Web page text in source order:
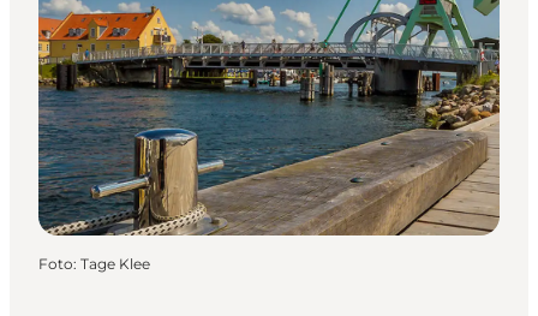
Foto: Tage Klee